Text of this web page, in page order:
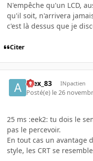
N'empêche qu'un LCD,
qu'il soit, n'arrivera
c'est là dessus que je
Citer
Alex_83 INpactien
Posté(e) le 26
25 ms :eek2: tu dois le
pas le percevoir.
En tout cas un avantage
style, les CRT se